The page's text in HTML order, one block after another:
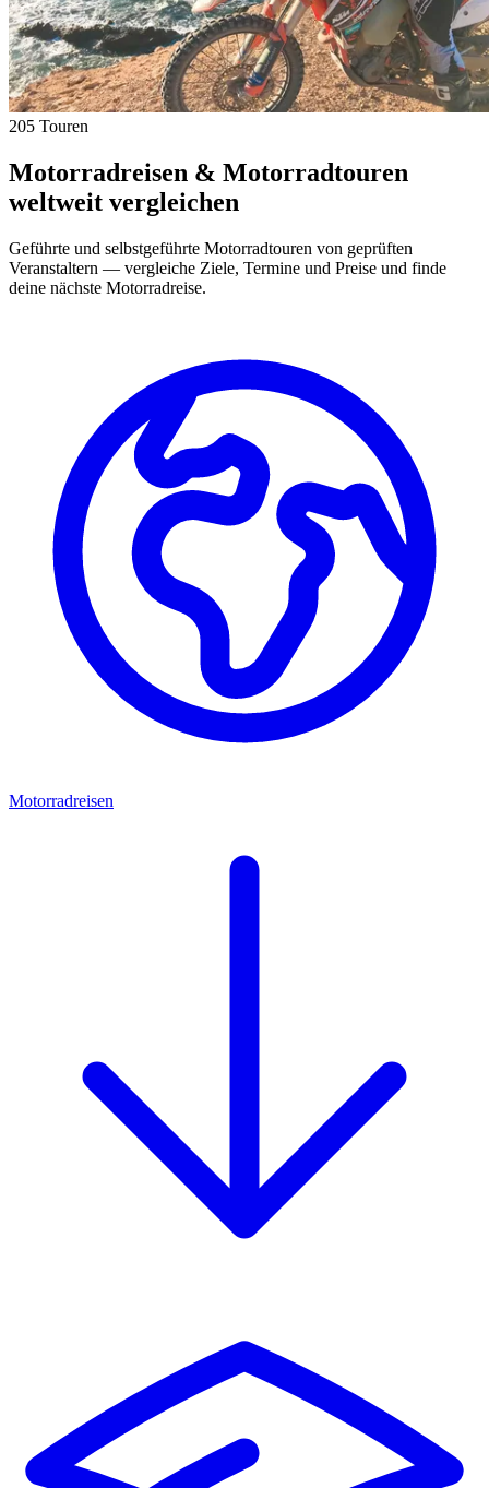
205 Touren
Motorradreisen & Motorradtouren
weltweit vergleichen
Geführte und selbstgeführte Motorradtouren von geprüften
Veranstaltern — vergleiche Ziele, Termine und Preise und finde
deine nächste Motorradreise.
Motorradreisen